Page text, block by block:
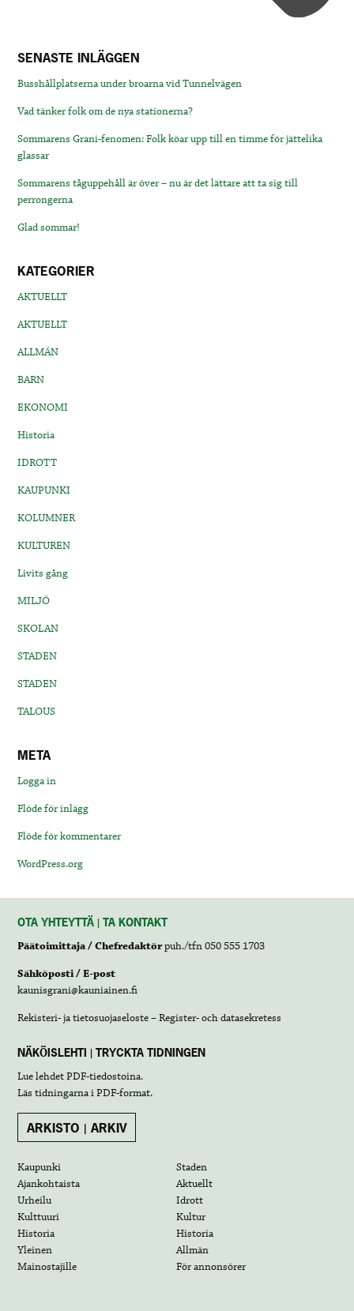
SENASTE INLÄGGEN
Busshållplatserna under broarna vid Tunnelvägen
Vad tänker folk om de nya stationerna?
Sommarens Grani-fenomen: Folk köar upp till en timme för jättelika
glassar
Sommarens tåguppehåll är över – nu är det lättare att ta sig till
perrongerna
Glad sommar!
KATEGORIER
AKTUELLT
AKTUELLT
ALLMÄN
BARN
EKONOMI
Historia
IDROTT
KAUPUNKI
KOLUMNER
KULTUREN
Livits gång
MILJÖ
SKOLAN
STADEN
STADEN
TALOUS
META
Logga in
Flöde för inlägg
Flöde för kommentarer
WordPress.org
OTA YHTEYTTÄ | TA KONTAKT
Päätoimittaja / Chefredaktörpuh./tfn 050 555 1703
Sähköposti / E-post
kaunisgrani@kauniainen.fi
Rekisteri- ja tietosuojaseloste – Register- och datasekretess
NÄKÖISLEHTI | TRYCKTA TIDNINGEN
Lue lehdetPDF-tiedostoina.
Läs tidningarna iPDF-format.
ARKISTO | ARKIV
Kaupunki
Staden
Ajankohtaista
Aktuellt
Urheilu
Idrott
Kulttuuri
Kultur
Historia
Historia
Yleinen
Allmän
Mainostajille
För annonsörer